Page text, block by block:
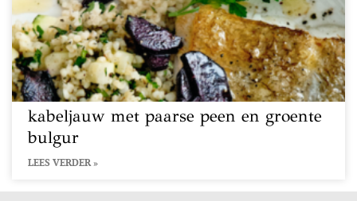
kabeljauw met paarse peen en groente
bulgur
LEES VERDER »